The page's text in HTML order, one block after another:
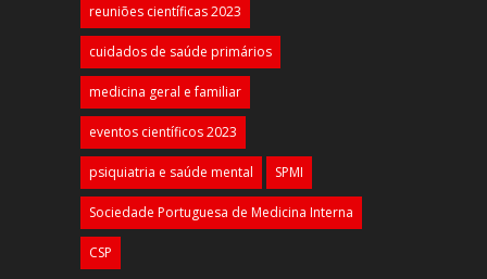
reuniões científicas 2023
cuidados de saúde primários
medicina geral e familiar
eventos científicos 2023
psiquiatria e saúde mental SPMI
Sociedade Portuguesa de Medicina Interna
CSP